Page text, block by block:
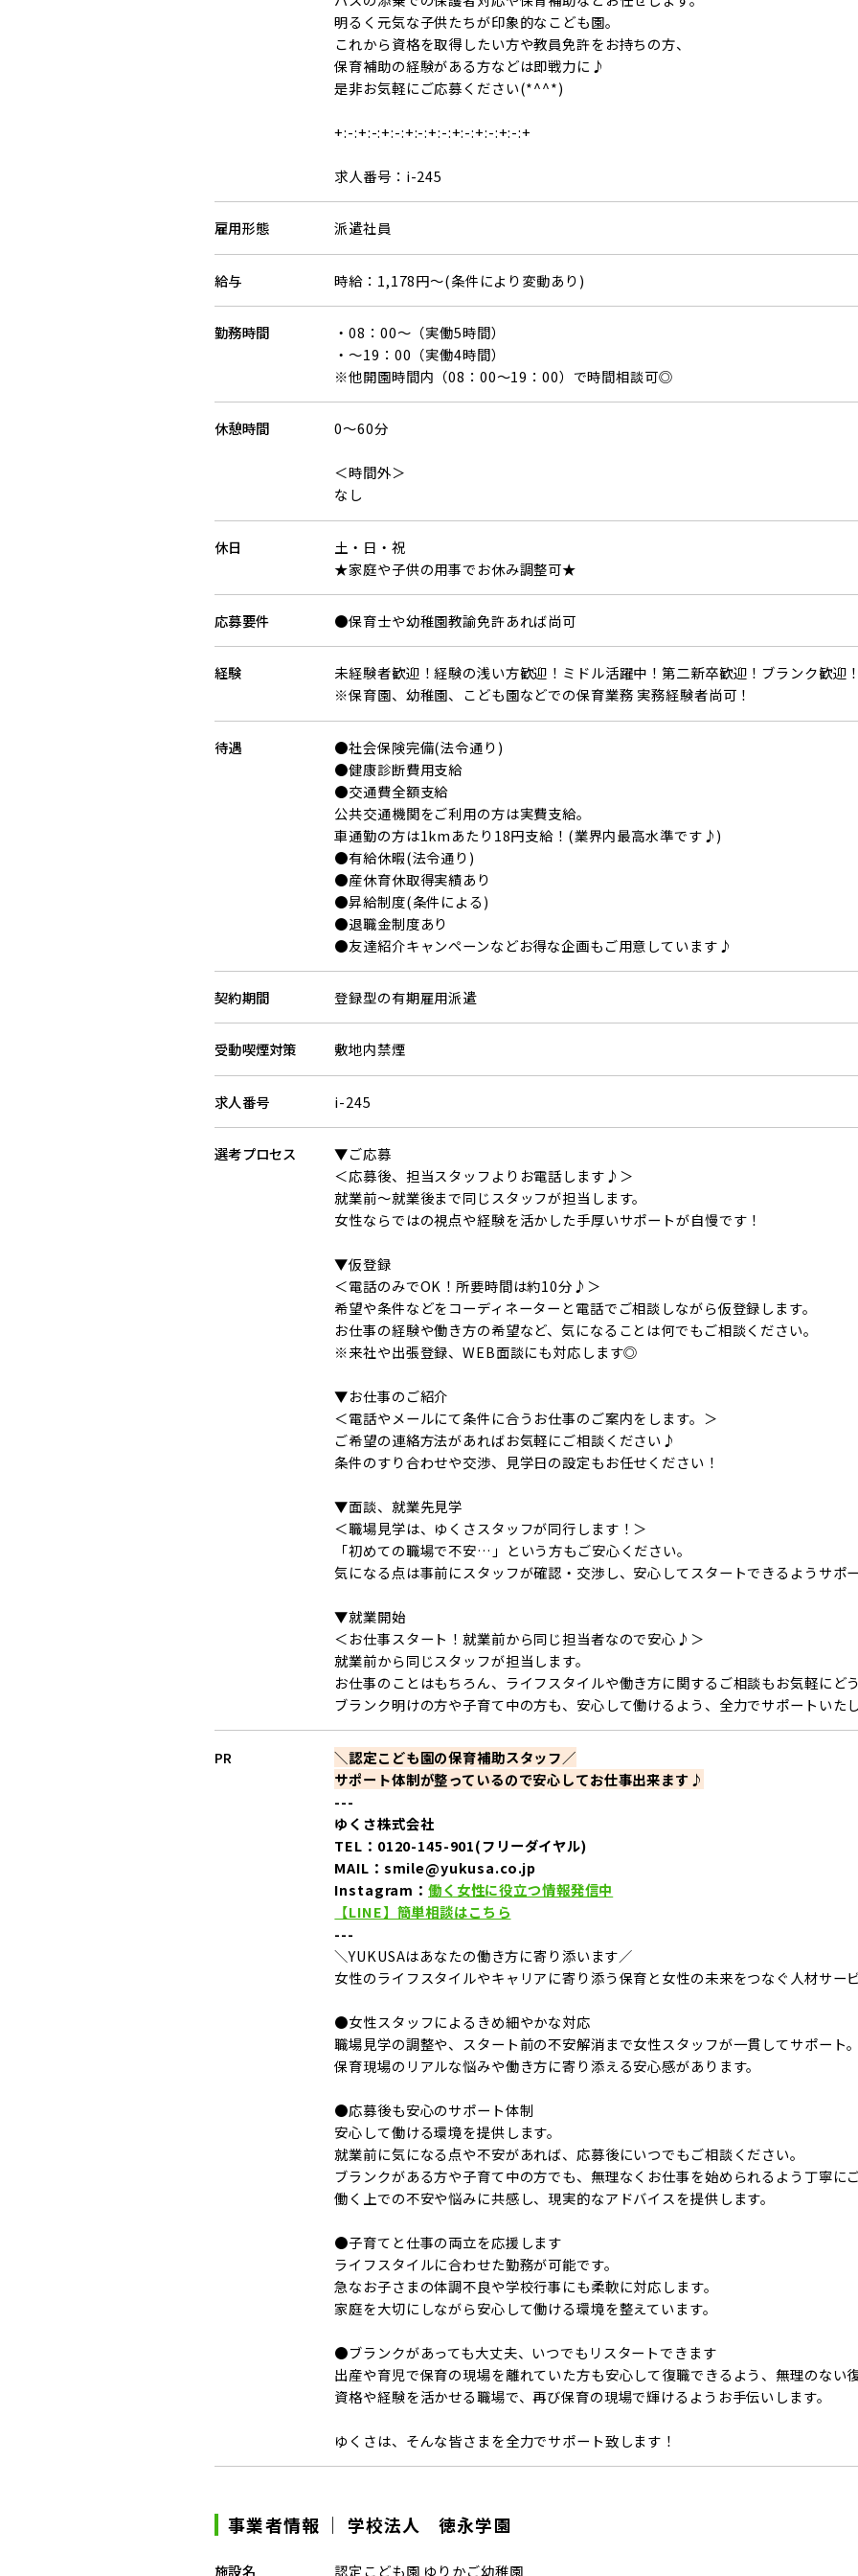
明るく元気な子供たちが印象的なこども園。
これから資格を取得したい方や教員免許をお持ちの方、
保育補助の経験がある方などは即戦力に♪
是非お気軽にご応募ください(*^^*)
+:-:+:-:+:-:+:-:+:-:+:-:+:-:+:-:+
求人番号：i-245
雇用形態 派遣社員
給与 時給：1,178円～(条件により変動あり)
勤務時間
・08：00～（実働5時間）
・～19：00（実働4時間）
※他開園時間内（08：00～19：00）で時間相談可◎
休憩時間 0～60分
＜時間外＞
なし
休日
土・日・祝
★家庭や子供の用事でお休み調整可★
応募要件 ●保育士や幼稚園教諭免許あれば尚可
経験
未経験者歓迎！経験の浅い方歓迎！ミドル活躍中！第二新卒歓迎！ブランク歓迎！
※保育園、幼稚園、こども園などでの保育業務 実務経験者尚可！
待遇
●社会保険完備(法令通り)
●健康診断費用支給
●交通費全額支給
公共交通機関をご利用の方は実費支給。
車通勤の方は1kmあたり18円支給！(業界内最高水準です♪)
●有給休暇(法令通り)
●産休育休取得実績あり
●昇給制度(条件による)
●退職金制度あり
●友達紹介キャンペーンなどお得な企画もご用意しています♪
契約期間 登録型の有期雇用派遣
受動喫煙対策 敷地内禁煙
求人番号 i-245
選考プロセス
▼ご応募
＜応募後、担当スタッフよりお電話します♪＞
就業前～就業後まで同じスタッフが担当します。
女性ならではの視点や経験を活かした手厚いサポートが自慢です！
▼仮登録
＜電話のみでOK！所要時間は約10分♪＞
希望や条件などをコーディネーターと電話でご相談しながら仮登録します。
お仕事の経験や働き方の希望など、気になることは何でもご相談ください。
※来社や出張登録、WEB面談にも対応します◎
▼お仕事のご紹介
＜電話やメールにて条件に合うお仕事のご案内をします。＞
ご希望の連絡方法があればお気軽にご相談ください♪
条件のすり合わせや交渉、見学日の設定もお任せください！
▼面談、就業先見学
＜職場見学は、ゆくさスタッフが同行します！＞
「初めての職場で不安…」という方もご安心ください。
気になる点は事前にスタッフが確認・交渉し、安心してスタートできるようサポー
▼就業開始
＜お仕事スタート！就業前から同じ担当者なので安心♪＞
就業前から同じスタッフが担当します。
お仕事のことはもちろん、ライフスタイルや働き方に関するご相談もお気軽にどう
ブランク明けの方や子育て中の方も、安心して働けるよう、全力でサポートいた
PR
＼認定こども園の保育補助スタッフ／
サポート体制が整っているので安心してお仕事出来ます♪
---
ゆくさ株式会社
TEL：0120-145-901(フリーダイヤル)
MAIL：smile@yukusa.co.jp
Instagram：働く女性に役立つ情報発信中
【LINE】簡単相談はこちら
---
＼YUKUSAはあなたの働き方に寄り添います／
女性のライフスタイルやキャリアに寄り添う保育と女性の未来をつなぐ人材サービ
●女性スタッフによるきめ細やかな対応
職場見学の調整や、スタート前の不安解消まで女性スタッフが一貫してサポート。
保育現場のリアルな悩みや働き方に寄り添える安心感があります。
●応募後も安心のサポート体制
安心して働ける環境を提供します。
就業前に気になる点や不安があれば、応募後にいつでもご相談ください。
ブランクがある方や子育て中の方でも、無理なくお仕事を始められるよう丁寧にご
働く上での不安や悩みに共感し、現実的なアドバイスを提供します。
●子育てと仕事の両立を応援します
ライフスタイルに合わせた勤務が可能です。
急なお子さまの体調不良や学校行事にも柔軟に対応します。
家庭を大切にしながら安心して働ける環境を整えています。
●ブランクがあっても大丈夫、いつでもリスタートできます
出産や育児で保育の現場を離れていた方も安心して復職できるよう、無理のない
資格や経験を活かせる職場で、再び保育の現場で輝けるようお手伝いします。
ゆくさは、そんな皆さまを全力でサポート致します！
事業者情報 ｜ 学校法人 徳永学園
施設名 認定こども園 ゆりかご幼稚園